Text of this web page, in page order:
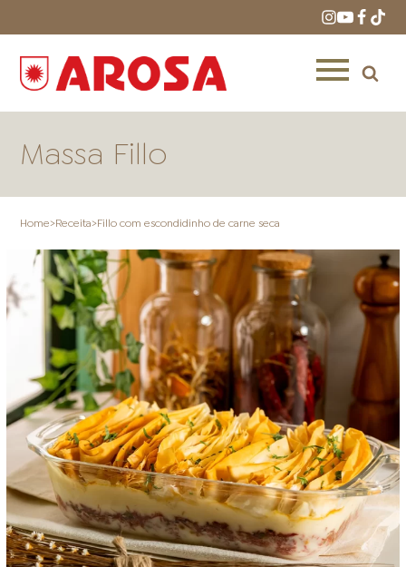
ONDE COMPRAR LOJAS AROSA
DISTRIBUIDORES E
REPRESENTANTES
FOOD SERVICE EMPRESA AGENDA DE CURSOS
Massa Fillo
Home>Receita>Fillo com escondidinho de carne seca